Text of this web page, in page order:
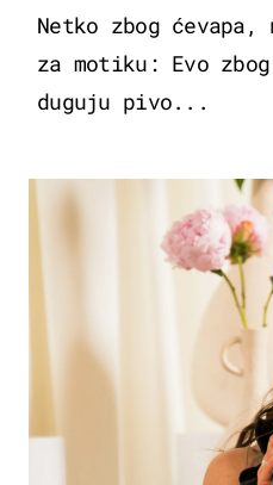
Netko zbog
za motiku: Evo
duguju pivo...
MODA & LJEPOTA